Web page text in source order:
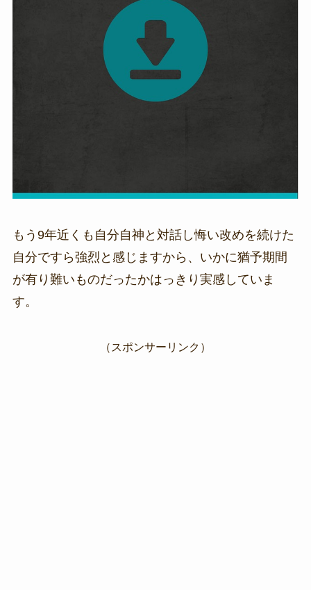
もう9年近くも自分自神と対話し悔い改めを続けた
自分ですら強烈と感じますから、いかに猶予期間
が有り難いものだったかはっきり実感していま
す。
（スポンサーリンク）